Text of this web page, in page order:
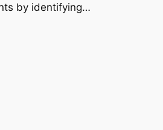
by identifying…